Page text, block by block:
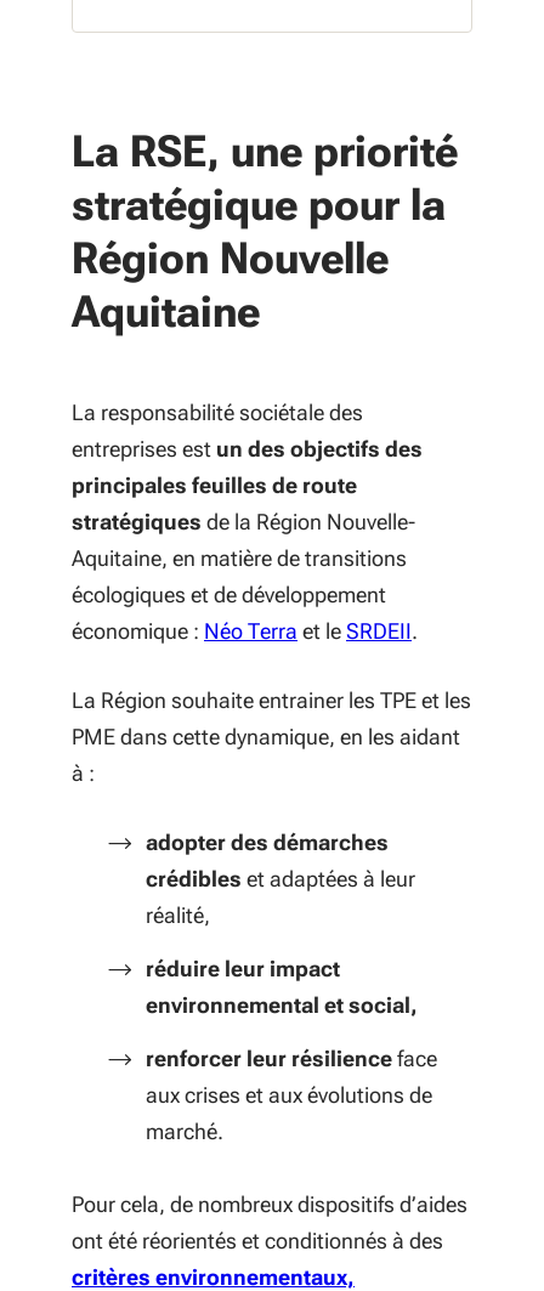
La RSE, une priorité
stratégique pour la
Région Nouvelle
Aquitaine
La responsabilité sociétale des
entreprises est un des objectifs des
principales feuilles de route
stratégiques de la Région Nouvelle-
Aquitaine, en matière de transitions
écologiques et de développement
économique : Néo Terra (S'ouvre dans une
et leSRDEII.
La Région souhaite entrainer les TPE et les
PME dans cette dynamique, en les aidant
à :
adopter des démarches
crédibles et adaptées à leur
réalité,
réduire leur impact
environnemental et social,
renforcer leur résilienceface
aux crises et aux évolutions de
marché.
Pour cela, de nombreux dispositifs d’aides
ont été réorientés et conditionnés à des
critères environnementaux,